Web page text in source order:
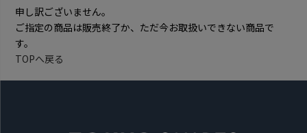
申し訳ございません。
ご指定の商品は販売終了か、ただ今お取扱いできない商品で
す。
TOPへ戻る